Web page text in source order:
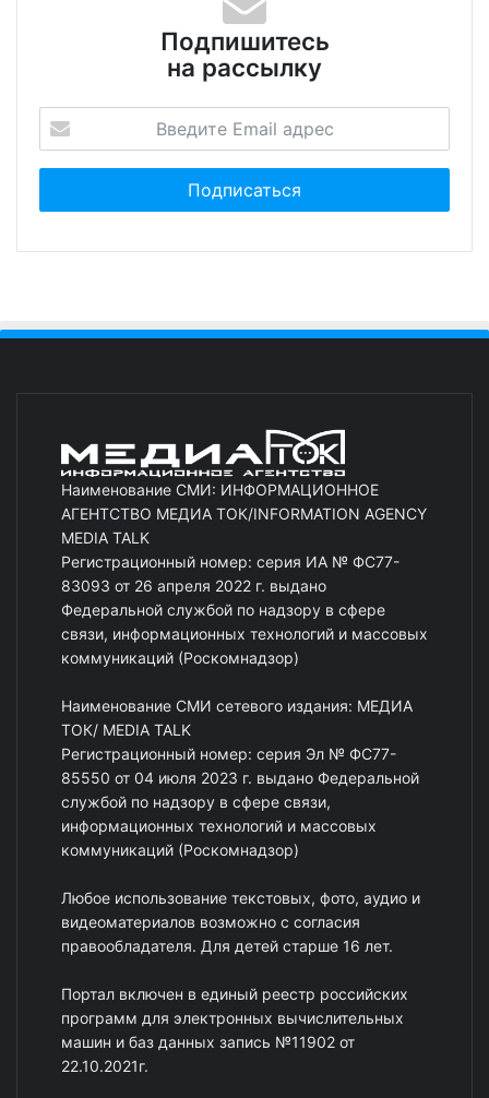
Подпишитесь
на рассылку
Наименование СМИ: ИНФОРМАЦИОННОЕ
АГЕНТСТВО МЕДИА ТОК/INFORMATION AGENCY
MEDIA TALK
Регистрационный номер: серия ИА № ФС77-
83093 от 26 апреля 2022 г. выдано
Федеральной службой по надзору в сфере
связи, информационных технологий и массовых
коммуникаций (Роскомнадзор)
Наименование СМИ сетевого издания: МЕДИА
ТОК/ MEDIA TALK
Регистрационный номер: серия Эл № ФС77-
85550 от 04 июля 2023 г. выдано Федеральной
службой по надзору в сфере связи,
информационных технологий и массовых
коммуникаций (Роскомнадзор)
Любое использование текстовых, фото, аудио и
видеоматериалов возможно с согласия
правообладателя. Для детей старше 16 лет.
Портал включен в единый реестр российских
программ для электронных вычислительных
машин и баз данных запись №11902 от
22.10.2021г.